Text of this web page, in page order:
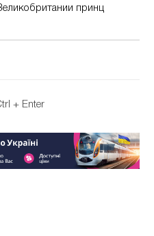
принц
+ Enter